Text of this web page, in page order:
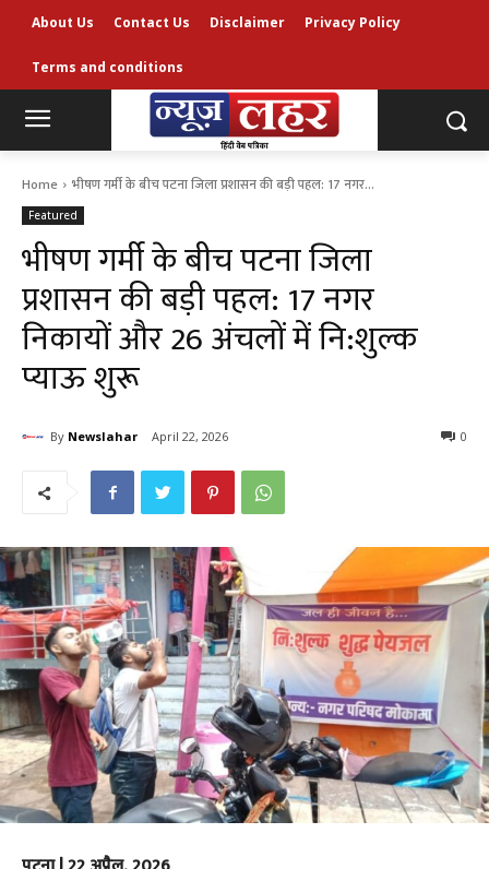
About Us Contact Us Disclaimer Privacy Policy
Terms and conditions
Home भीषण गर्मी के बीच पटना जिला प्रशासन की बड़ी पहल: 17 नगर...
Featured
भीषण गर्मी के बीच पटना जिला
प्रशासन की बड़ी पहल: 17 नगर
निकायों और 26 अंचलों में नि:शुल्क
प्याऊ शुरू
By Newslahar April 22, 2026 0